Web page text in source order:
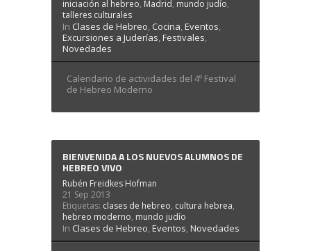
iniciación al hebreo, Madrid, mundo judío,
talleres culturales
In Clases de Hebreo, Cocina,Eventos,
Excursiones a Juderías,Festivales,
Novedades
Calendario de actividades del 4º Festival
de Hebreo Moderno
BIENVENIDA A LOS NUEVOS ALUMNOS DE
HEBREO VIVO
Rubén Freidkes Hofman
21 Sep 2013
Etiquetas: clases de hebreo, cultura hebrea,
hebreo moderno, mundo judío
In Clases de Hebreo,Eventos,Novedades